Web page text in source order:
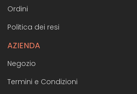
Ordini
Politica dei resi
AZIENDA
Negozio
Termini e Condizioni